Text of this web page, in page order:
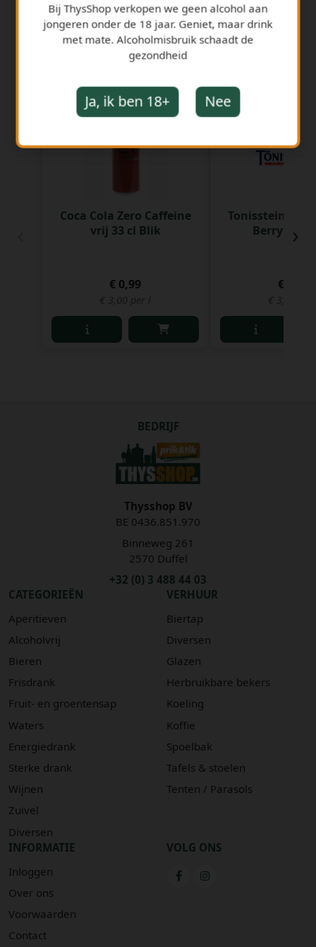
GERELATEERDE PRODUCTEN
Coca Cola Zero Caffeine
vrij 33 cl Blik
€ 0,99
€ 3,00 per l
Tonissteiner
Berry 33 cl
€ 1,18
€ 3,58
›
BEDRIJF
Thysshop BV
BE 0436.851.970
Binneweg 261
2570 Duffel
+32 (0) 3 488 44 03
CATEGORIEËN
Aperitieven
Alcoholvrij
Bieren
Frisdrank
Fruit- en groentensap
Waters
Energiedrank
Sterke drank
Wijnen
Zuivel
Diversen
VERHUUR
Biertap
Diversen
Glazen
Herbruikbare bekers
Koeling
Koffie
Spoelbak
Tafels & stoelen
Tenten / Parasols
INFORMATIE
Inloggen
Over ons
Voorwaarden
Contact
VOLG ONS
Bij ThysShop verkopen we geen alcohol aan
jongeren onder de 18 jaar. Geniet, maar drink
met mate. Alcoholmisbruik schaadt de
gezondheid
Ja, ik ben 18+ Nee